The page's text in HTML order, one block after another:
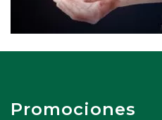
Promociones